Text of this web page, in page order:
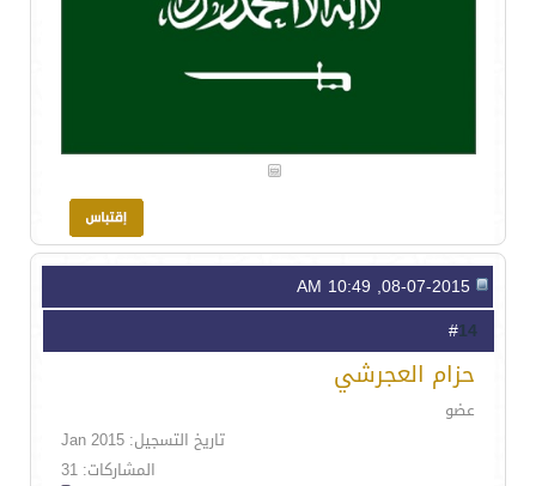
14
حزام العجرشي
عضو
تاريخ التسجيل: Jan 2015
المشاركات: 31